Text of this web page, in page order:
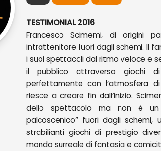
TESTIMONIAL 2016
Francesco Scimemi, di origini
intrattenitore fuori dagli schemi. Il
i suoi spettacoli dal ritmo veloce e
il pubblico attraverso giochi
perfettamente con l’atmosfera
riesce a creare fin dall’inizio.
dello spettacolo ma non è
palcoscenico” fuori dagli
strabilianti giochi di prestigio
mondo surreale di fantasia e